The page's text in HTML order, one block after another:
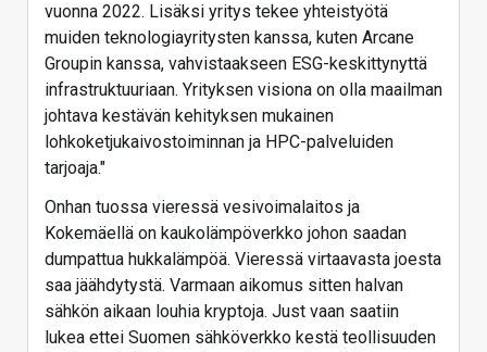
vuonna 2022. Lisäksi yritys tekee yhteistyötä
muiden teknologiayritysten kanssa, kuten Arcane
Groupin kanssa, vahvistaakseen ESG-keskittynyttä
infrastruktuuriaan. Yrityksen visiona on olla maailman
johtava kestävän kehityksen mukainen
lohkoketjukaivostoiminnan ja HPC-palveluiden
tarjoaja."
Onhan tuossa vieressä vesivoimalaitos ja
Kokemäellä on kaukolämpöverkko johon saadan
dumpattua hukkalämpöä. Vieressä virtaavasta joesta
saa jäähdytystä. Varmaan aikomus sitten halvan
sähkön aikaan louhia kryptoja. Just vaan saatiin
lukea ettei Suomen sähköverkko kestä teollisuuden